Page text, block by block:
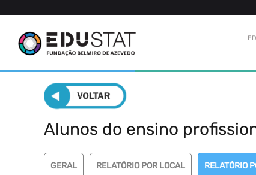
Alunos do ensino
GERAL RELATÓRIO POR LOCAL RELATÓRIO